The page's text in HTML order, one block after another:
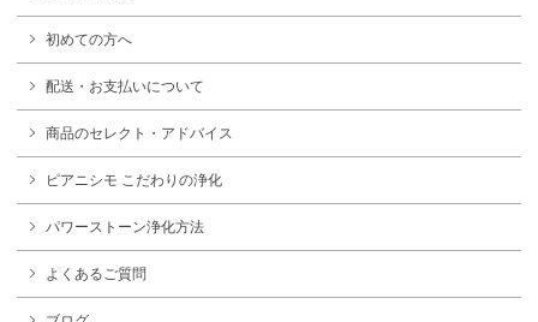
初めての方へ
配送・お支払いについて
商品のセレクト・アドバイス
ピアニシモ こだわりの浄化
パワーストーン浄化方法
よくあるご質問